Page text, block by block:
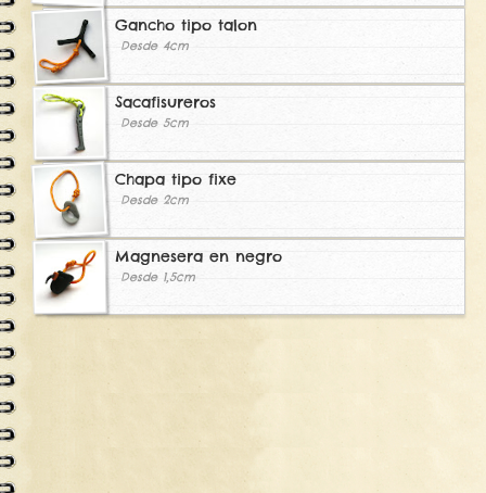
Gancho tipo talon
Desde 4cm
Sacafisureros
Desde 5cm
Chapa tipo fixe
Desde 2cm
Magnesera en negro
Desde 1,5cm